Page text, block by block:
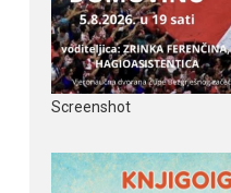
Screenshot